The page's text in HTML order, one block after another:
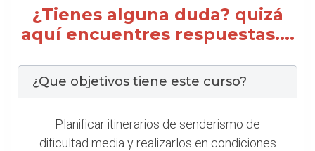
¿Tienes alguna duda? quizá
aquí encuentres respuestas....
¿Que objetivos tiene este curso?
Planificar itinerarios de senderismo de
dificultad media y realizarlos en condiciones